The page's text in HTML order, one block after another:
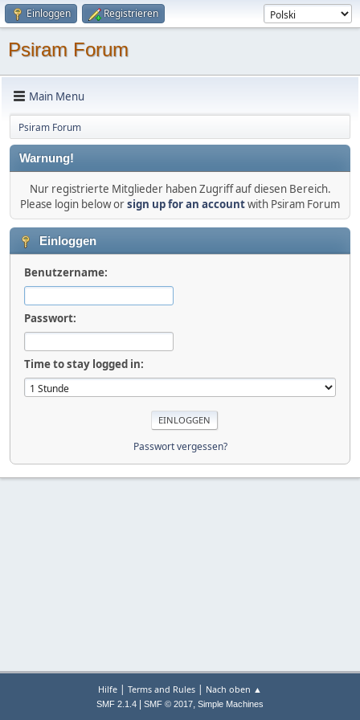
Einloggen Registrieren
Psiram Forum
Main Menu
Psiram Forum
Warnung!
Nur registrierte Mitglieder haben Zugriff auf diesen Bereich.
Please login below orsign up for an accountwith Psiram Forum
Einloggen
Benutzername:
Passwort:
Time to stay logged in:
Passwort vergessen?
Hilfe | Terms and Rules | Nach oben ▲
SMF 2.1.4 SMF © 2017, Simple Machines